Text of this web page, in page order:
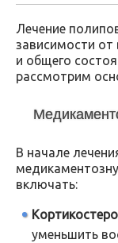
Лечение
зависимости от
и общего
рассмотрим
В начале
включать:
уменьшить